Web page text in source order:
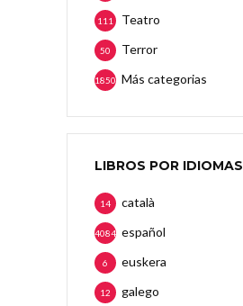
Teatro
111
Terror
50
Más categorias
1850
LIBROS POR IDIOMAS
català
14
español
4084
euskera
6
galego
12